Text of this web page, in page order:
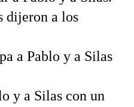
dijeron a los
a Pablo y a Silas
y a Silas con un